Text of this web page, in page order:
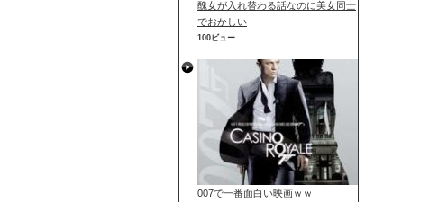
醜女が入れ替わる話なのに美女同士
でおかしい
100ビュー
007で一番面白い映画ｗｗ